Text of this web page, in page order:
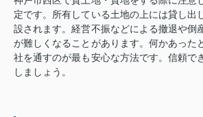
定です。所有している土地の上には貸し出
設されます。経営不振などによる撤退や倒
が難しくなることがあります。何かあった
社を通すのが最も安心な方法です。信頼で
しましょう。